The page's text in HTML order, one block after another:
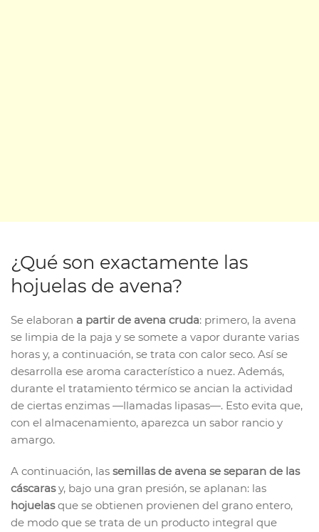
¿Qué son exactamente las
hojuelas de avena?
Se elaboran a partir de avena cruda: primero, la avena
se limpia de la paja y se somete a vapor durante varias
horas y, a continuación, se trata con calor seco. Así se
desarrolla ese aroma característico a nuez. Además,
durante el tratamiento térmico se ancian la actividad
de ciertas enzimas —llamadas lipasas—. Esto evita que,
con el almacenamiento, aparezca un sabor rancio y
amargo.
A continuación, las semillas de avena se separan de las
cáscarasy, bajo una gran presión, se aplanan: las
hojuelasque se obtienen provienen del grano entero,
de modo que se trata de un producto integral que